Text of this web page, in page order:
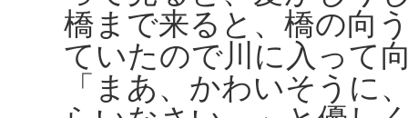
橋まで来ると、橋の向
ていたので川に入って
「まあ、かわいそうに